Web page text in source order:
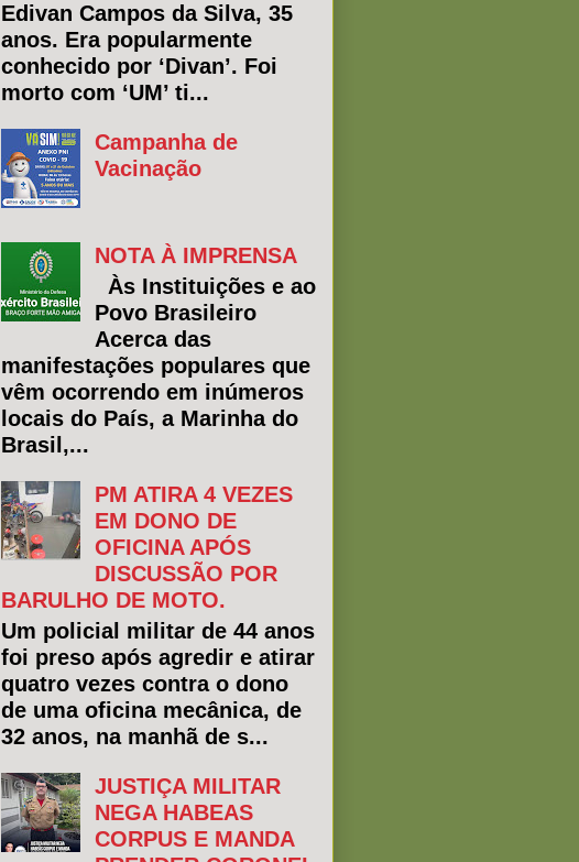
Edivan Campos da Silva, 35
anos. Era popularmente
conhecido por ‘Divan’. Foi
morto com ‘UM’ ti...
Campanha de
Vacinação
NOTA À IMPRENSA
Às Instituições e ao
Povo Brasileiro
Acerca das
manifestações populares que
vêm ocorrendo em inúmeros
locais do País, a Marinha do
Brasil,...
PM ATIRA 4 VEZES
EM DONO DE
OFICINA APÓS
DISCUSSÃO POR
BARULHO DE MOTO.
Um policial militar de 44 anos
foi preso após agredir e atirar
quatro vezes contra o dono
de uma oficina mecânica, de
32 anos, na manhã de s...
JUSTIÇA MILITAR
NEGA HABEAS
CORPUS E MANDA